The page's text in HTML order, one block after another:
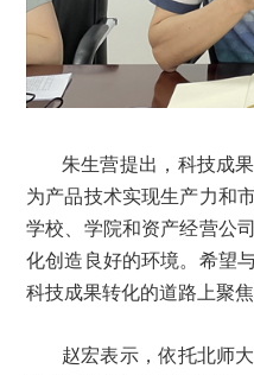
朱生营提出，科技成
为产品技术实现生产力和
学校、学院和资产经营公
化创造良好的环境。希望
科技成果转化的道路上聚
赵宏表示，依托北师